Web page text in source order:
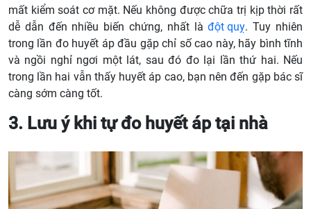
mất kiểm soát cơ mặt. Nếu không được chữa trị kịp thời rất
dễ dẫn đến nhiều biến chứng, nhất làđột quỵ. Tuy nhiên
trong lần đo huyết áp đầu gặp chỉ số cao này, hãy bình tĩnh
và ngồi nghỉ ngơi một lát, sau đó đo lại lần thứ hai. Nếu
trong lần hai vẫn thấy huyết áp cao, bạn nên đến gặp bác sĩ
càng sớm càng tốt.
3. Lưu ý khi tự đo huyết áp tại nhà